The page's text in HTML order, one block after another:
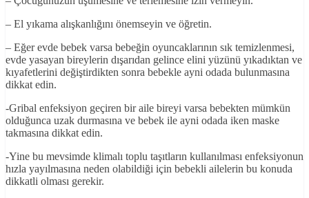
– El yıkama alışkanlığını önemseyin ve öğretin.
– Eğer evde bebek varsa bebeğin oyuncaklarının sık temizlenmesi,
evde yasayan bireylerin dışarıdan gelince elini yüzünü yıkadıktan ve
kıyafetlerini değiştirdikten sonra bebekle ayni odada bulunmasına
dikkat edin.
-Gribal enfeksiyon geçiren bir aile bireyi varsa bebekten mümkün
olduğunca uzak durmasına ve bebek ile ayni odada iken maske
takmasına dikkat edin.
-Yine bu mevsimde klimalı toplu taşıtların kullanılması enfeksiyonun
hızla yayılmasına neden olabildiği için bebekli ailelerin bu konuda
dikkatli olması gerekir.